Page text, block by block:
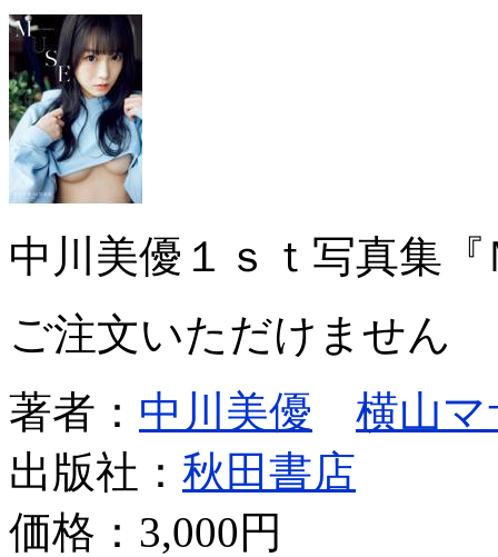
中川美優１ｓｔ写真集
ご注文いただけません
著者： 中川美優
横山
出版社： 秋田書店
価格： 3,000円